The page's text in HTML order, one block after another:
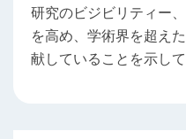
研究のビジビリティー
を高め、学術界を超え
献していることを示して